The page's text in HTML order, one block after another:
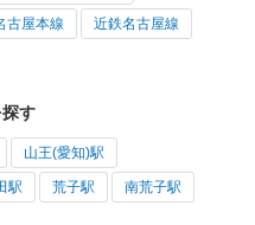
古屋本線 近鉄名古屋線
す
山王(愛知)駅
駅 荒子駅 南荒子駅